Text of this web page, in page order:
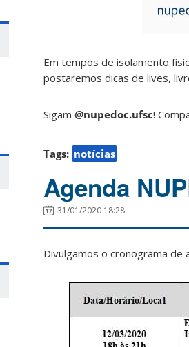
Em tempos de isolamento
postaremos dicas de lives,
Sigam @nupedoc.ufsc!
Tags: notícias
Agenda
31/01/2020 18:28
Divulgamos o cronograma de